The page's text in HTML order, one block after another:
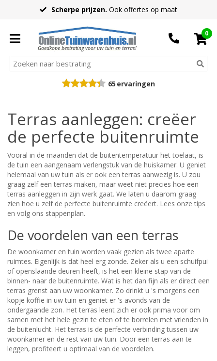
Scherpe prijzen. Ook offertes op maat
Goedkope bestrating voor uw tuin en terras!
0
65 ervaringen
Terras aanleggen: creëer
de perfecte buitenruimte
Vooral in de maanden dat de buitentemperatuur het toelaat, is
de tuin een aangenaam verlengstuk van de huiskamer. U geniet
helemaal van uw tuin als er ook een terras aanwezig is. U zou
graag zelf een terras maken, maar weet niet precies hoe een
terras aanleggen in zijn werk gaat. We laten u daarom graag
zien hoe u zelf de perfecte buitenruimte creëert. Lees onze tips
en volg ons stappenplan.
De voordelen van een terras
De woonkamer en tuin worden vaak gezien als twee aparte
ruimtes. Eigenlijk is dat heel erg zonde. Zeker als u een schuifpui
of openslaande deuren heeft, is het een kleine stap van de
binnen- naar de buitenruimte. Wat is het dan fijn als er direct een
terras grenst aan uw woonkamer. Zo drinkt u 's morgens een
kopje koffie in uw tuin en geniet er 's avonds van de
ondergaande zon. Het terras leent zich er ook prima voor om
samen met het hele gezin te eten of te borrelen met vrienden in
de buitenlucht. Het terras is de perfecte verbinding tussen uw
woonkamer en de rest van uw tuin. Door een terras aan te
leggen, profiteert u optimaal van de voordelen.